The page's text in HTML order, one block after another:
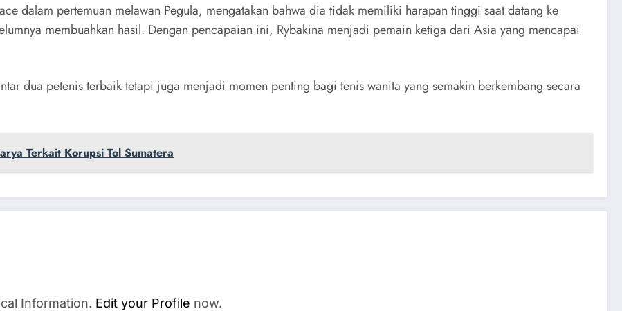
dalam pertemuan melawan Pegula, mengatakan bahwa dia tidak memiliki harapan tinggi saat datang ke
membuahkan hasil. Dengan pencapaian ini, Rybakina menjadi pemain ketiga dari Asia yang mencapai
dua petenis terbaik tetapi juga menjadi momen penting bagi tenis wanita yang semakin berkembang secara
Terkait Korupsi Tol Sumatera
Information. Edit your Profile now.